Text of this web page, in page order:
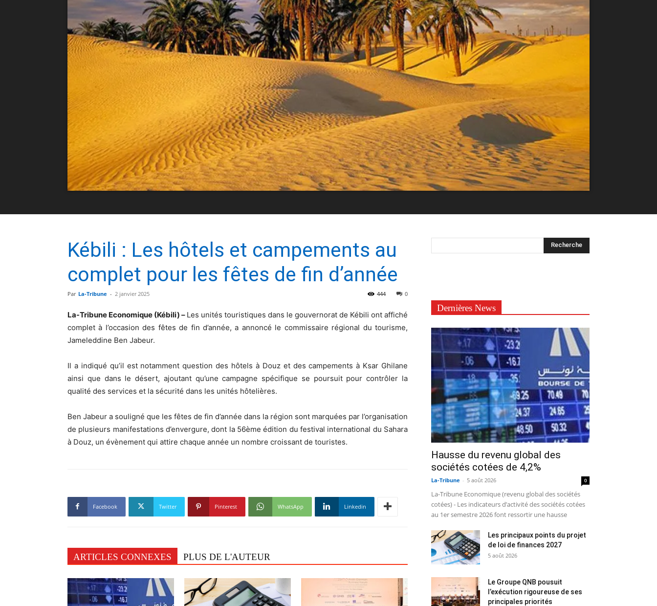
Kébili : Les hôtels et campements au
complet pour les fêtes de fin d’année
Par La-Tribune - 2 janvier 2025 0
444
La-Tribune Economique (Kébili) – Les unités touristiques dans le gouvernorat de Kébili ont affiché
complet à l’occasion des fêtes de fin d’année, a annoncé le commissaire régional du tourisme,
Jameleddine Ben Jabeur.
Il a indiqué qu’il est notamment question des hôtels à Douz et des campements à Ksar Ghilane
ainsi que dans le désert, ajoutant qu’une campagne spécifique se poursuit pour contrôler la
qualité des services et la sécurité dans les unités hôtelières.
Ben Jabeur a souligné que les fêtes de fin d’année dans la région sont marquées par l’organisation
de plusieurs manifestations d’envergure, dont la 56ème édition du festival international du Sahara
à Douz, un évènement qui attire chaque année un nombre croissant de touristes.
Facebook Twitter Pinterest WhatsApp Linkedin
ARTICLES CONNEXES PLUS DE L'AUTEUR
Dernières News
Hausse du revenu global des
sociétés cotées de 4,2%
La-Tribune - 5 août 2026 0
La-Tribune Economique (revenu global des sociétés
cotées) - Les indicateurs d’activité des sociétés cotées
au 1er semestre 2026 font ressortir une hausse
Les principaux points du projet
de loi de finances 2027
5 août 2026
Le Groupe QNB pousuit
l’exécution rigoureuse de ses
principales priorités